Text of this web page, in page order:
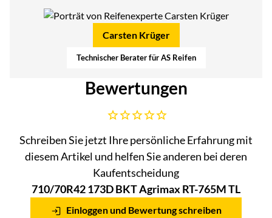
Carsten Krüger
Technischer Berater für AS Reifen
Bewertungen
Noch keine Bewertungen abgegeben
Schreiben Sie jetzt Ihre persönliche Erfahrung mit
diesem Artikel und helfen Sie anderen bei deren
Kaufentscheidung
710/70R42 173D BKT Agrimax RT-765M TL
Einloggen und Bewertung schreiben